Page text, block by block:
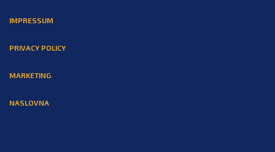
IMPRESSUM
PRIVACY POLICY
MARKETING
NASLOVNA